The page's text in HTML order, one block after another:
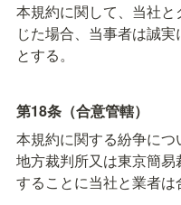
本規約に関して、当社
じた場合、当事者は誠
とする。
第18条（合意管轄）
本規約に関する紛争に
地方裁判所又は東京簡
することに当社と業者は